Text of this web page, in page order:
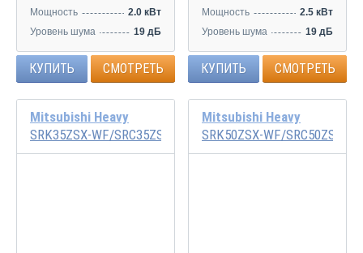
Мощность
2.0 кВт
Уровень шума
19 дБ
КУПИТЬ СМОТРЕТЬ
Мощность
2.5 кВт
Уровень шума
19 дБ
КУПИТЬ СМОТРЕТЬ
Mitsubishi Heavy
SRK35ZSX-WF/SRC35ZSX-W
Mitsubishi Heavy
SRK50ZSX-WF/SRC50ZSX-W2